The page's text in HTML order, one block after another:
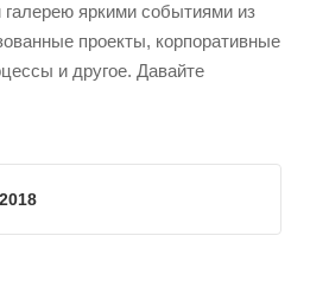
яркими событиями из
проекты, корпоративные
и другое. Давайте
2018